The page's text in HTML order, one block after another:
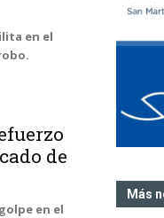
en el
de
en el
Más